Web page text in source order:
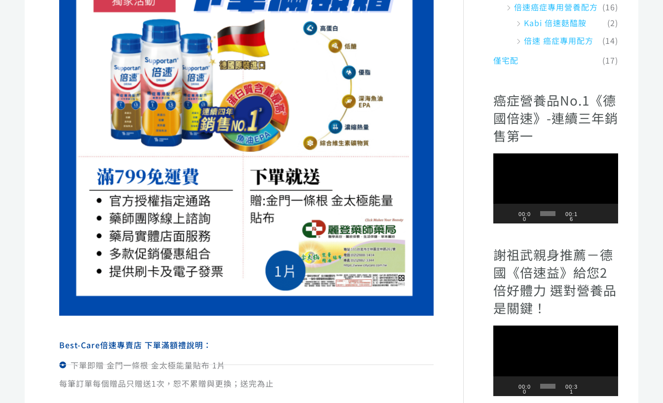
Best-Care倍速專賣店 下單滿額禮說明：
下單即贈 金門一條根 金太極能量貼布 1片
每筆訂單每個贈品只贈送1次，恕不累贈與更換；送完為止
倍速癌症專用營養配方 (16)
Kabi 倍速麩醯胺
(2)
倍速 癌症專用配方
(14)
僅宅配
(17)
癌症營養品No.1《德
國倍速》-連續三年銷
售第一
器
00:0
0
00:1
6
謝祖武親身推薦－德
國《倍速益》給您2
倍好體力 選對營養品
是關鍵！
放
器
00:0
0
00:3
1